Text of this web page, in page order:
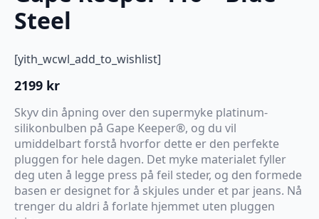
Steel
[yith_wcwl_add_to_wishlist]
2199 kr
Skyv din åpning over den supermyke platinum-
silikonbulben på Gape Keeper®, og du vil
umiddelbart forstå hvorfor dette er den perfekte
pluggen for hele dagen. Det myke materialet fyller
deg uten å legge press på feil steder, og den formede
basen er designet for å skjules under et par jeans. Nå
trenger du aldri å forlate hjemmet uten pluggen